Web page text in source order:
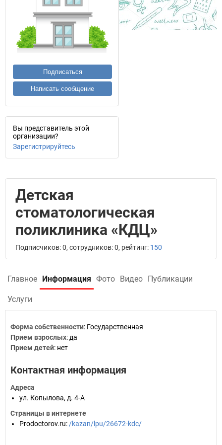
Подписаться
Написать сообщение
Вы представитель этой
организации?
Зарегистрируйтесь
Детская
стоматологическая
поликлиника «КДЦ»
Подписчиков: 0, сотрудников: 0, рейтинг: 150
Главное Информация Фото Видео Публикации
Услуги
Форма собственности: Государственная
Прием взрослых: да
Прием детей: нет
Контактная информация
Адреса
ул. Копылова, д. 4-А
Страницы в интернете
Prodoctorov.ru: /kazan/lpu/26672-kdc/